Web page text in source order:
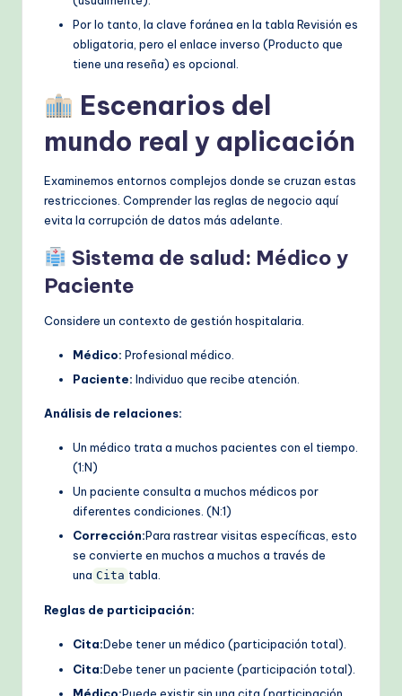
Por lo tanto, la clave foránea en la tabla Revisión es
obligatoria, pero el enlace inverso (Producto que
tiene una reseña) es opcional.
Escenarios del
mundo real y aplicación
Examinemos entornos complejos donde se cruzan estas
restricciones. Comprender las reglas de negocio aquí
evita la corrupción de datos más adelante.
Sistema de salud: Médico y
Paciente
Considere un contexto de gestión hospitalaria.
Médico: Profesional médico.
Paciente: Individuo que recibe atención.
Análisis de relaciones:
Un médico trata a muchos pacientes con el tiempo.
(1:N)
Un paciente consulta a muchos médicos por
diferentes condiciones. (N:1)
Corrección:Para rastrear visitas específicas, esto
se convierte en muchos a muchos a través de
una Cita tabla.
Reglas de participación:
Cita:Debe tener un médico (participación total).
Cita:Debe tener un paciente (participación total).
Médico:Puede existir sin una cita (participación